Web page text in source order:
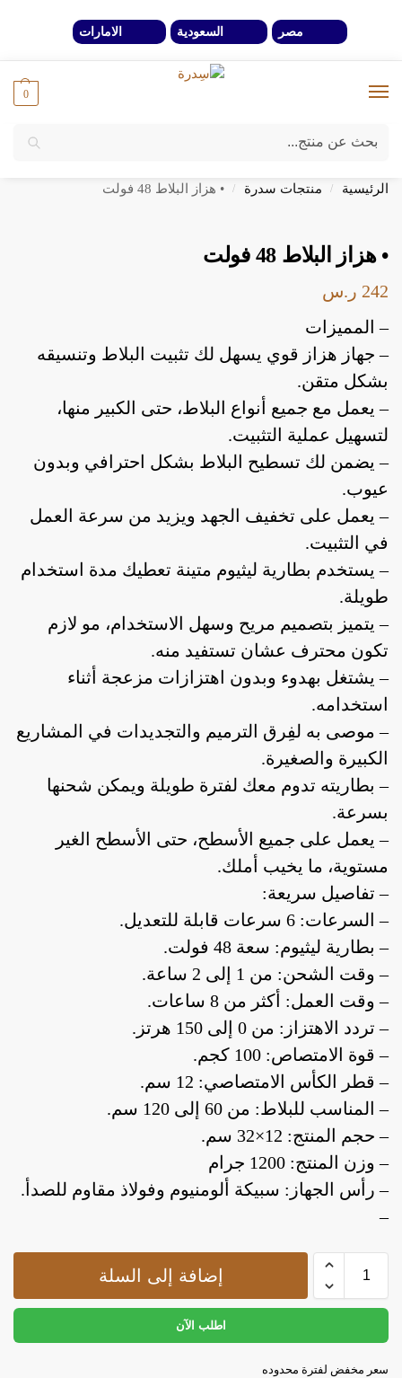
مصر السعودية الامارات
0
أدوات منزلية
أدوات منزلية أدوات يدوية إصلاحات
خصومات 40% لفترة محدوة وحتي نفاذ الكمية
الرئيسية / منتجات سدرة / • هزاز البلاط 48 فولت
• هزاز البلاط 48 فولت
242 ر.س
– المميزات
– جهاز هزاز قوي يسهل لك تثبيت البلاط وتنسيقه
بشكل متقن.
– يعمل مع جميع أنواع البلاط، حتى الكبير منها،
لتسهيل عملية التثبيت.
– يضمن لك تسطيح البلاط بشكل احترافي وبدون
عيوب.
– يعمل على تخفيف الجهد ويزيد من سرعة العمل
في التثبيت.
– يستخدم بطارية ليثيوم متينة تعطيك مدة استخدام
طويلة.
– يتميز بتصميم مريح وسهل الاستخدام، مو لازم
تكون محترف عشان تستفيد منه.
– يشتغل بهدوء وبدون اهتزازات مزعجة أثناء
استخدامه.
– موصى به لفِرق الترميم والتجديدات في المشاريع
الكبيرة والصغيرة.
– بطاريته تدوم معك لفترة طويلة ويمكن شحنها
بسرعة.
– يعمل على جميع الأسطح، حتى الأسطح الغير
مستوية، ما يخيب أملك.
– تفاصيل سريعة:
– السرعات: 6 سرعات قابلة للتعديل.
– بطارية ليثيوم: سعة 48 فولت.
– وقت الشحن: من 1 إلى 2 ساعة.
– وقت العمل: أكثر من 8 ساعات.
– تردد الاهتزاز: من 0 إلى 150 هرتز.
– قوة الامتصاص: 100 كجم.
– قطر الكأس الامتصاصي: 12 سم.
– المناسب للبلاط: من 60 إلى 120 سم.
– حجم المنتج: 12×32 سم.
– وزن المنتج: 1200 جرام
– رأس الجهاز: سبيكة ألومنيوم وفولاذ مقاوم للصدأ.
–
إضافة إلى السلة
اطلب الآن
سعر مخفض لفترة محدوده